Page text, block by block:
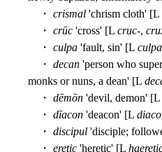
・ crismal 'chrism cloth' [L
・ crūc 'cross' [L cruc-,
・ culpa 'fault, sin' [L culpa
・ decan 'person who
monks or nuns, a dean' [L
・ dēmōn 'devil, demon' [L
・ dīacon 'deacon' [L
・ discipul 'disciple;
・ eretic 'heretic' [L